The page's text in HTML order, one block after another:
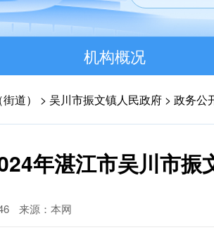
机构概况
道） > 吴川市振文镇人民政府 > 政务公
年湛江市吴川市振
来源：本网